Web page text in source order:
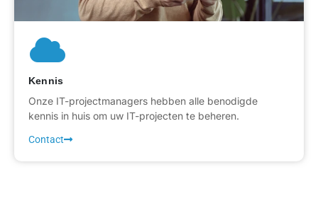
Kennis
Onze IT-projectmanagers hebben alle benodigde
kennis in huis om uw IT-projecten te beheren.
Contact